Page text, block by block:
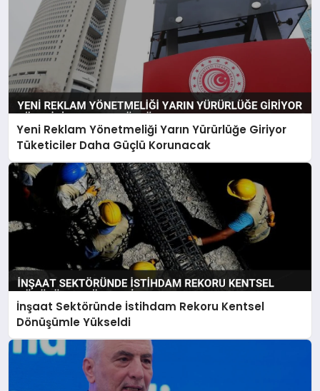
Yeni Reklam Yönetmeliği Yarın Yürürlüğe Giriyor
Tüketiciler Daha Güçlü Korunacak
İnşaat Sektöründe İstihdam Rekoru Kentsel
Dönüşümle Yükseldi